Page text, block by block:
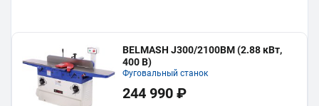
BELMASH J300/2100ВМ (2.88 кВт,
400 В)
Фуговальный станок
244 990 ₽